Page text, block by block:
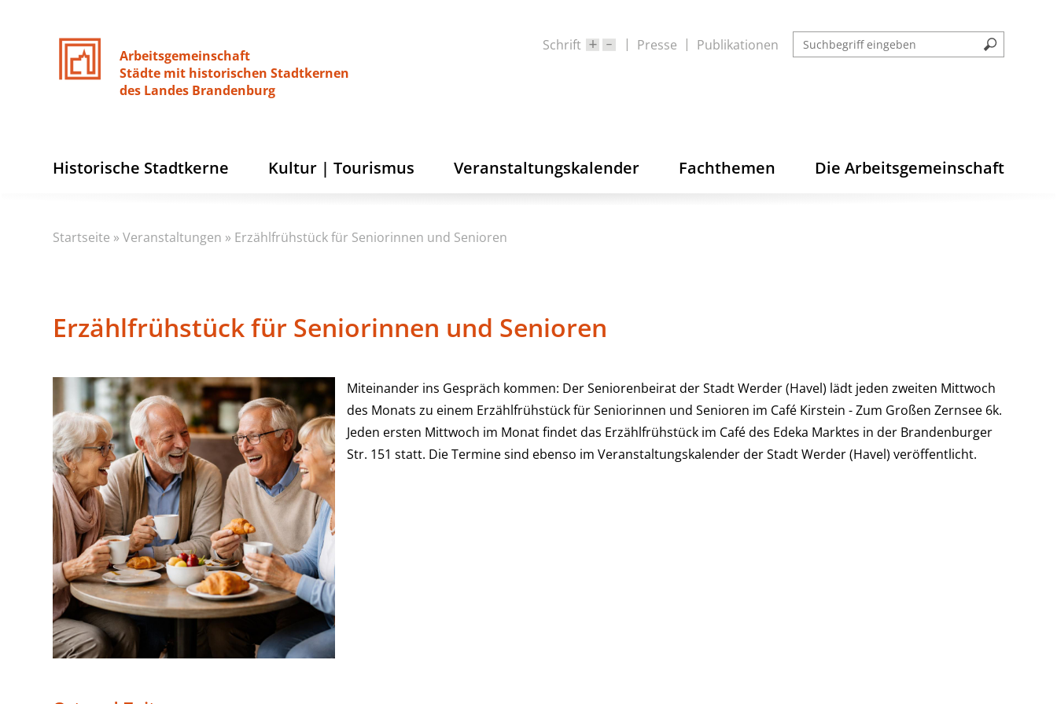
Arbeitsgemeinschaft
Städte mit historischen Stadtkernen
des Landes Brandenburg
Schrift Presse Publikationen
Historische Stadtkerne Kultur | Tourismus Veranstaltungskalender Fachthemen Die Arbeitsgemeinschaft
Startseite »Veranstaltungen » Erzählfrühstück für Seniorinnen und Senioren
Erzählfrühstück für Seniorinnen und Senioren
Miteinander ins Gespräch kommen: Der Seniorenbeirat der Stadt Werder (Havel) lädt jeden zweiten Mittwoch
des Monats zu einem Erzählfrühstück für Seniorinnen und Senioren im Café Kirstein - Zum Großen Zernsee 6k.
Jeden ersten Mittwoch im Monat findet das Erzählfrühstück im Café des Edeka Marktes in der Brandenburger
Str. 151 statt. Die Termine sind ebenso im Veranstaltungskalender der Stadt Werder (Havel) veröffentlicht.